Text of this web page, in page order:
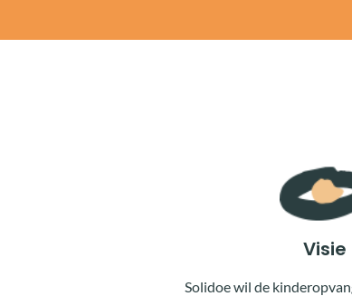
Visie
Solidoe wil de